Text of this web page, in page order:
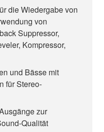
die Wiedergabe von
von
Suppressor,
Kompressor,
und Bässe mit
für Stereo-
zur
Qualität